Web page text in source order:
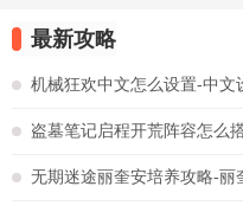
最新攻略
机械狂欢中文怎么设置-中文
盗墓笔记启程开荒阵容怎么
无期迷途丽奎安培养攻略-丽